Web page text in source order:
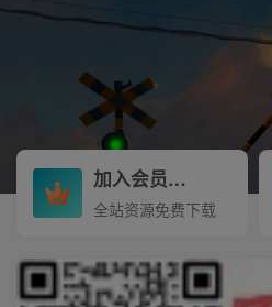
加入会员3.3折
全站资源免费下载